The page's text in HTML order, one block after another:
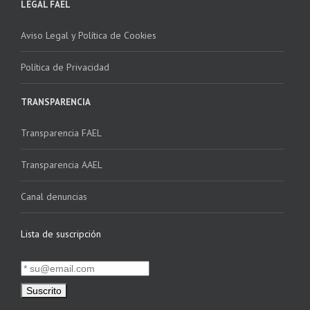
LEGAL FAEL
Aviso Legal y Política de Cookies
Política de Privacidad
TRANSPARENCIA
Transparencia FAEL
Transparencia AAEL
Canal denuncias
Lista de suscripción